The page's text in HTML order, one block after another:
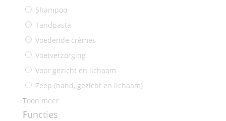
Shampoo
Tandpasta
Voedende crèmes
Voetverzorging
Voor gezicht en lichaam
Zeep (hand, gezicht en lichaam)
Toon meer
Functies